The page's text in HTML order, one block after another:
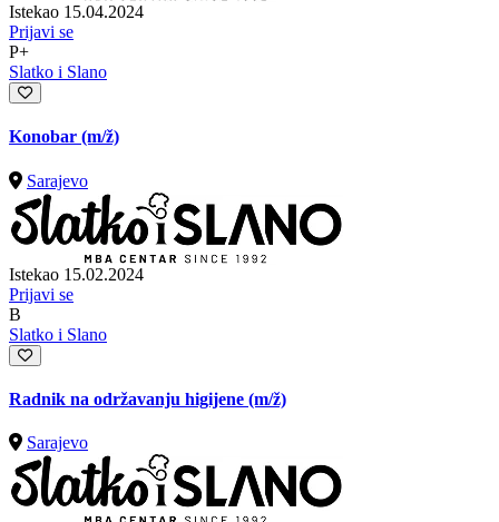
Istekao 15.04.2024
Prijavi se
P+
Slatko i Slano
Konobar (m/ž)
Sarajevo
Istekao 15.02.2024
Prijavi se
B
Slatko i Slano
Radnik na održavanju higijene (m/ž)
Sarajevo